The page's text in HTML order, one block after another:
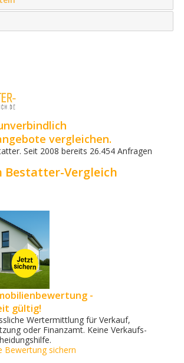
vergleichen.
Seit 2008 bereits 26.454 Anfragen
Bestatter-Vergleich
-
gültig!
Wertermittlung für Verkauf,
oder Finanzamt. Keine Verkaufs­
Bewertung sichern